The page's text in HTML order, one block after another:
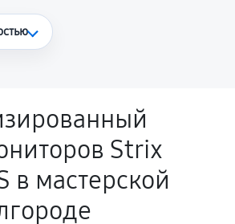
гарантийным случаем
детали при
в течение
срока.
комплектующей заявленным
Strix
в мастерской